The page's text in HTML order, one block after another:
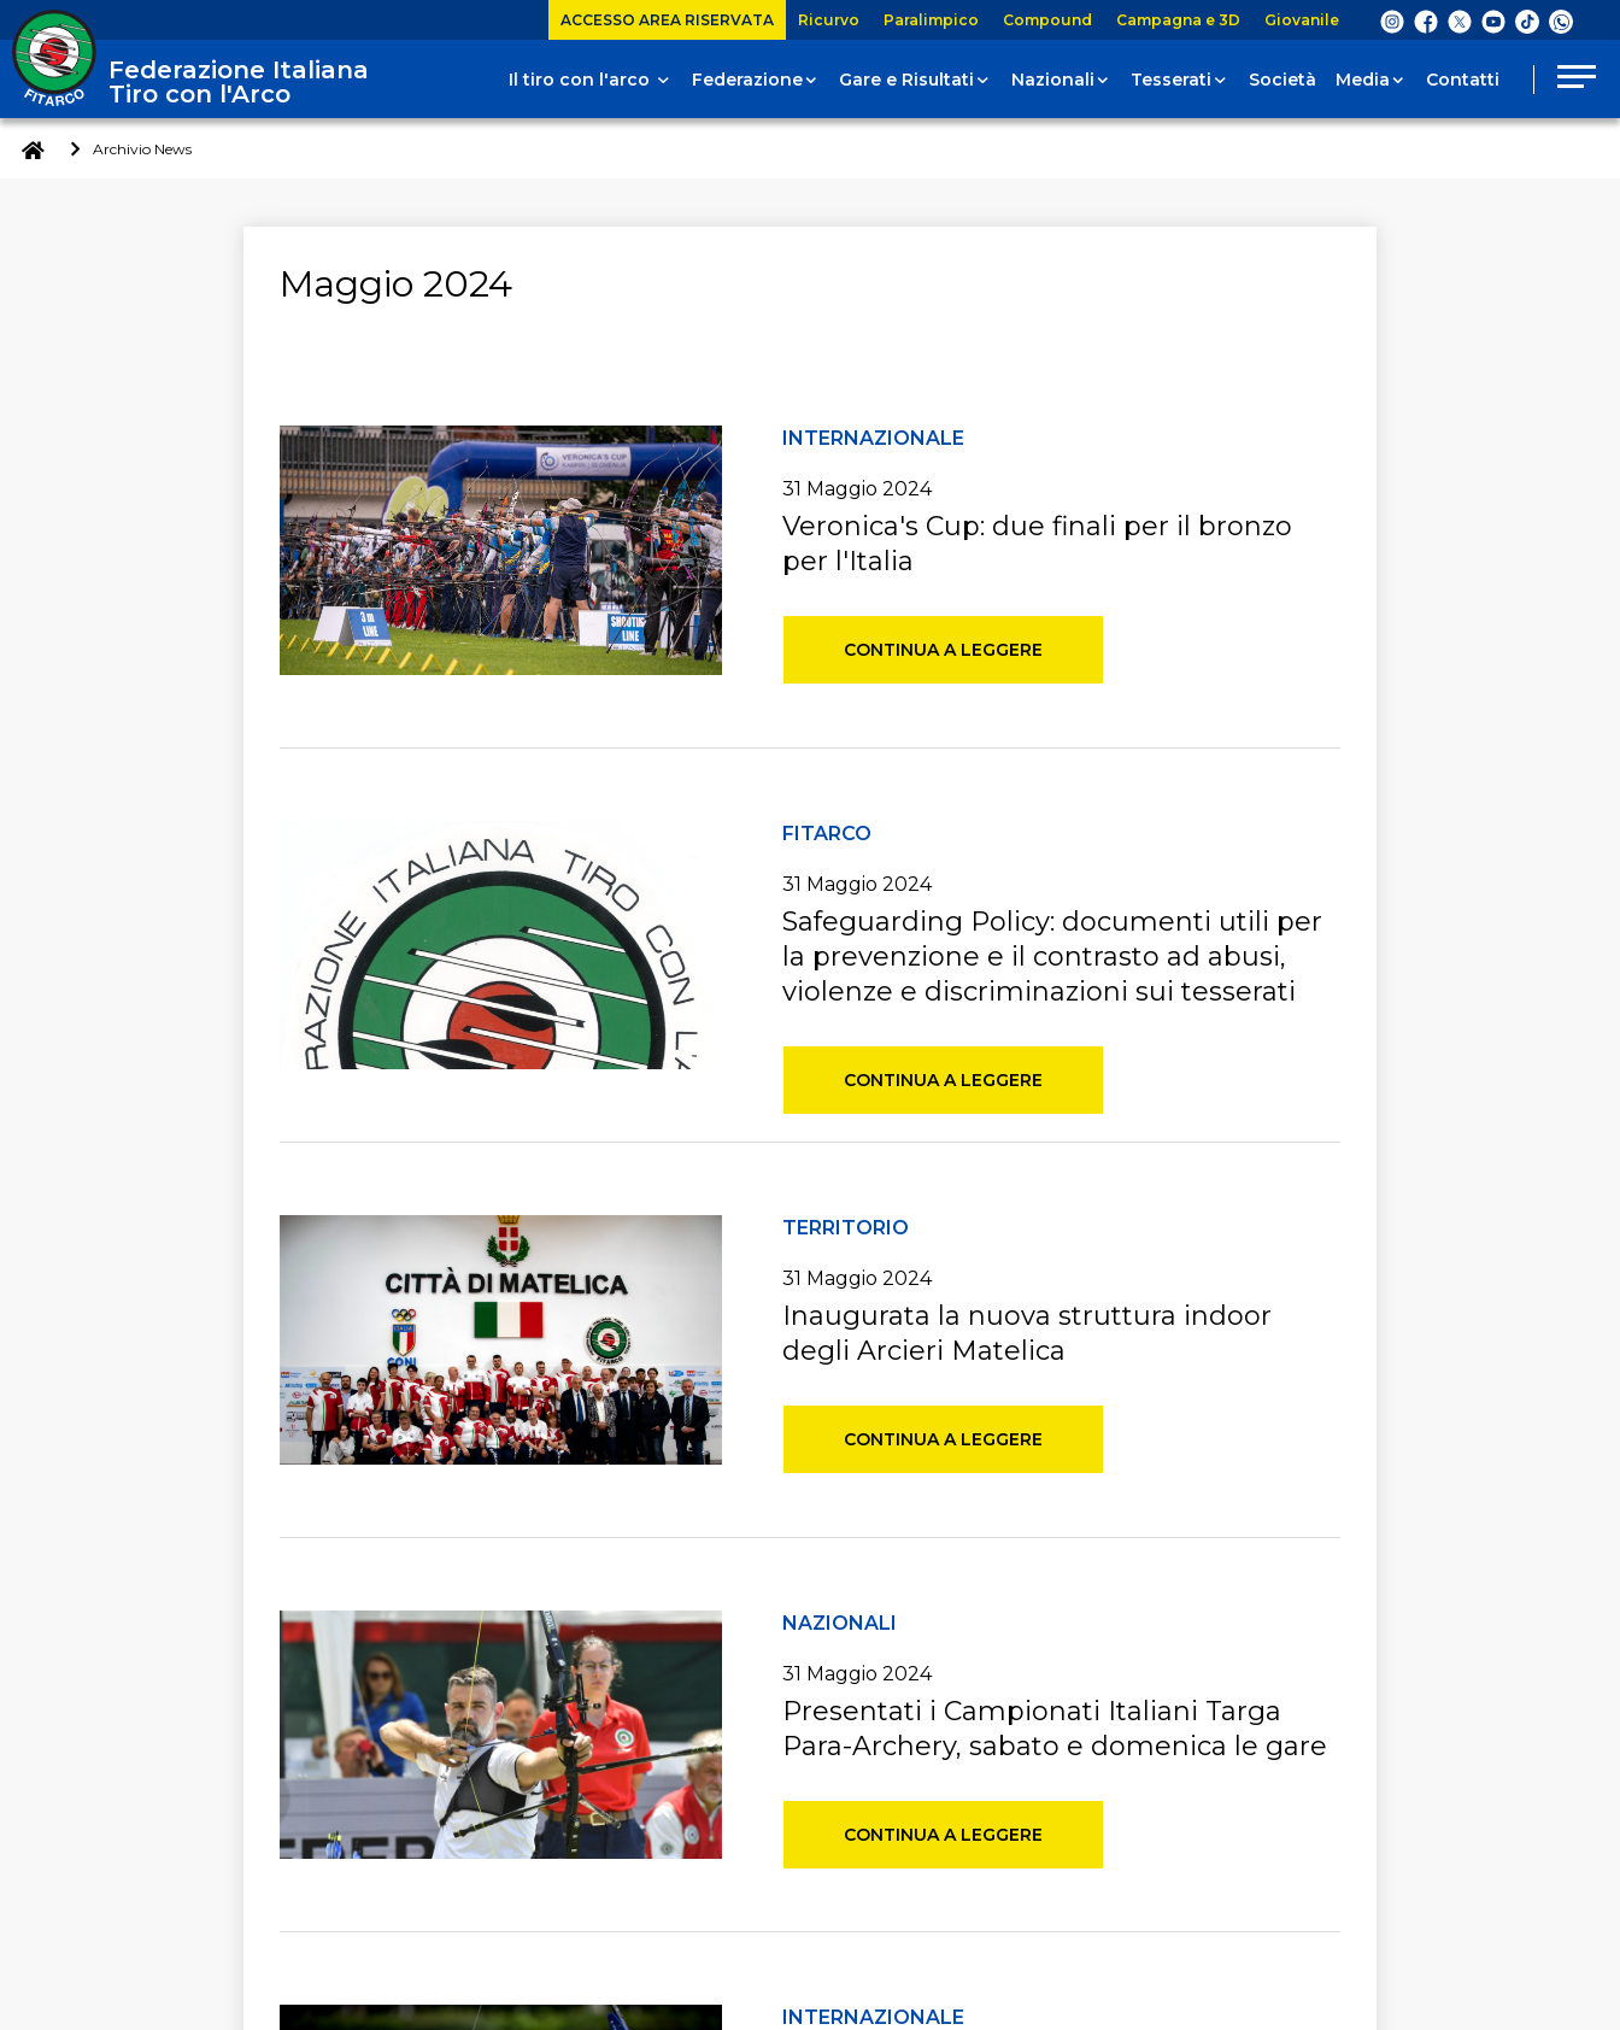
ACCESSO AREA RISERVATA Ricurvo Paralimpico Compound Campagna e 3D Giovanile
Federazione Italiana
Tiro con l'Arco
Il tiro con l'arco Federazione Gare e Risultati Nazionali Tesserati Società Media Contatti
Archivio News
Maggio 2024
INTERNAZIONALE
31 Maggio 2024
Veronica's Cup: due finali per il bronzo
per l'Italia
CONTINUA A LEGGERE
FITARCO
31 Maggio 2024
Safeguarding Policy: documenti utili per
la prevenzione e il contrasto ad abusi,
violenze e discriminazioni sui tesserati
CONTINUA A LEGGERE
TERRITORIO
31 Maggio 2024
Inaugurata la nuova struttura indoor
degli Arcieri Matelica
CONTINUA A LEGGERE
NAZIONALI
31 Maggio 2024
Presentati i Campionati Italiani Targa
Para-Archery, sabato e domenica le gare
CONTINUA A LEGGERE
INTERNAZIONALE